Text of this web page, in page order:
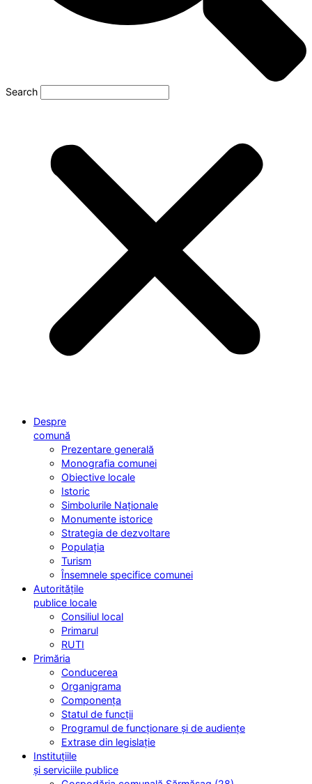
Search
Despre
comună
Prezentare generală
Monografia comunei
Obiective locale
Istoric
Simbolurile Naționale
Monumente istorice
Strategia de dezvoltare
Populația
Turism
Însemnele specifice comunei
Autoritățile
publice locale
Consiliul local
Primarul
RUTI
Primăria
Conducerea
Organigrama
Componența
Statul de funcții
Programul de funcționare și de audiențe
Extrase din legislație
Instituțiile
și serviciile publice